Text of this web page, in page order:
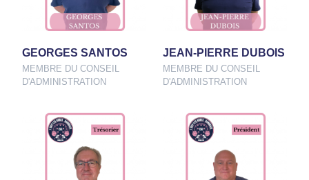
GEORGES SANTOS
MEMBRE DU CONSEIL
D'ADMINISTRATION
JEAN-PIERRE DUBOIS
MEMBRE DU CONSEIL
D'ADMINISTRATION